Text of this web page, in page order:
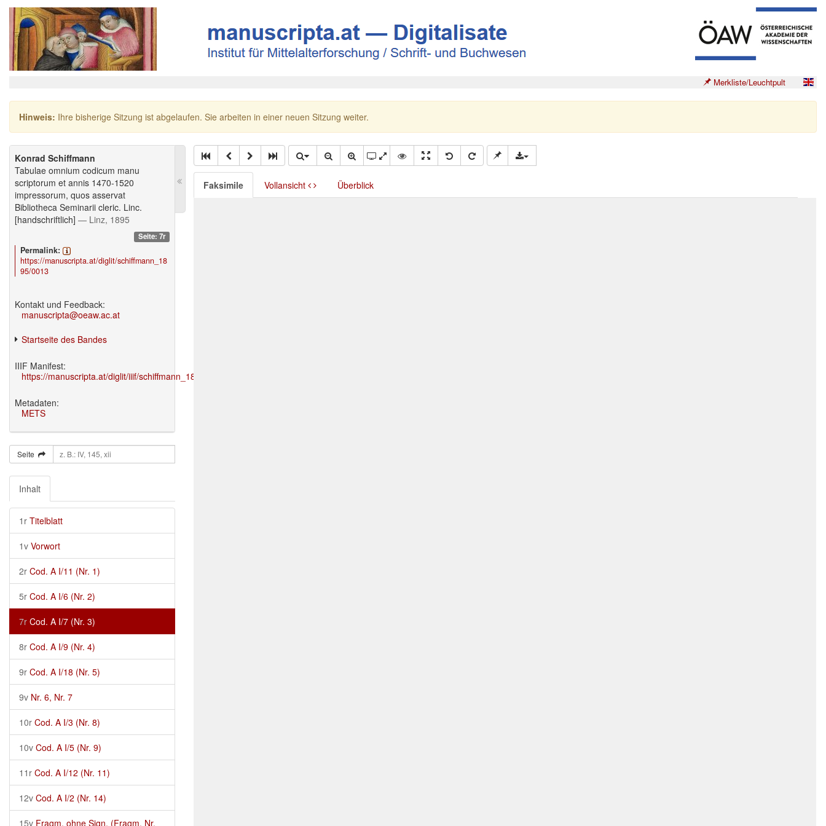
Merkliste/Leuchtpult
Hinweis: Ihre bisherige Sitzung ist abgelaufen. Sie arbeiten in einer neuen Sitzung weiter.
Konrad Schiffmann
Tabulae omnium codicum manu
scriptorum et annis 1470-1520
impressorum, quos asservat
Bibliotheca Seminarii cleric. Linc.
[handschriftlich] — Linz, 1895
Seite: 7r
Permalink:
https://manuscripta.at/diglit/schiffmann_18
95/0013
Kontakt und Feedback:
manuscripta@oeaw.ac.at
Startseite des Bandes
IIIF Manifest:
https://manuscripta.at/diglit/iiif/schiffmann_1895/manifest.json
Metadaten:
METS
Seite
Inhalt
1r Titelblatt
1v Vorwort
2r Cod. A I/11 (Nr. 1)
5r Cod. A I/6 (Nr. 2)
7r Cod. A I/7 (Nr. 3)
8r Cod. A I/9 (Nr. 4)
9r Cod. A I/18 (Nr. 5)
9v Nr. 6, Nr. 7
10r Cod. A I/3 (Nr. 8)
10v Cod. A I/5 (Nr. 9)
11r Cod. A I/12 (Nr. 11)
12v Cod. A I/2 (Nr. 14)
15v Fragm. ohne Sign. (Fragm. Nr.
Faksimile Vollansicht Überblick